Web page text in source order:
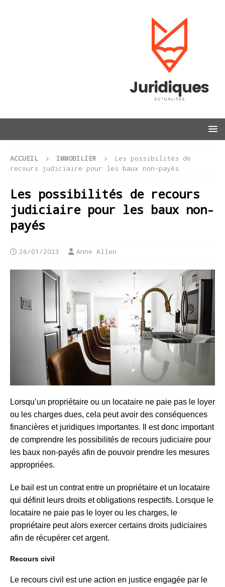
ACCUEIL IMMOBILIER
Les possibilités de
recours judiciaire pour les baux non-payés
Les possibilités de recours
judiciaire pour les baux non-
payés
26/01/2023 Anne Allen
Lorsqu’un propriétaire ou un locataire ne paie pas le loyer
ou les charges dues, cela peut avoir des conséquences
financières et juridiques importantes. Il est donc important
de comprendre les possibilités de recours judiciaire pour
les baux non-payés afin de pouvoir prendre les mesures
appropriées.
Le bail est un contrat entre un propriétaire et un locataire
qui définit leurs droits et obligations respectifs. Lorsque le
locataire ne paie pas le loyer ou les charges, le
propriétaire peut alors exercer certains droits judiciaires
afin de récupérer cet argent.
Recours civil
Le recours civil est une action en justice engagée par le